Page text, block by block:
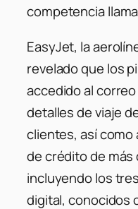
competencia
EasyJet, la
revelado que los
accedido al
detalles de viaje
clientes, así como
de crédito de más
incluyendo los
digital, conocidos